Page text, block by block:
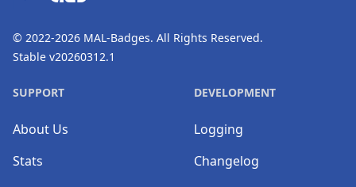
© 2022-2026 MAL-Badges. All Rights Reserved.
Stable v20260312.1
SUPPORT
About Us
Stats
DEVELOPMENT
Logging
Changelog